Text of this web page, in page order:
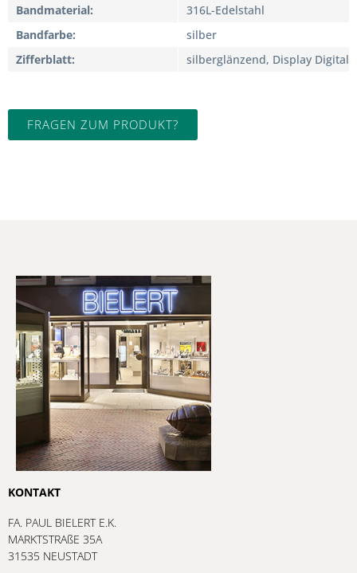
Bandmaterial
316L-Edelstahl
Bandfarbe
silber
Zifferblatt
silberglänzend, Display Digital
FRAGEN ZUM PRODUKT?
KONTAKT
FA. PAUL BIELERT E.K.
MARKTSTRAßE 35A
31535 NEUSTADT